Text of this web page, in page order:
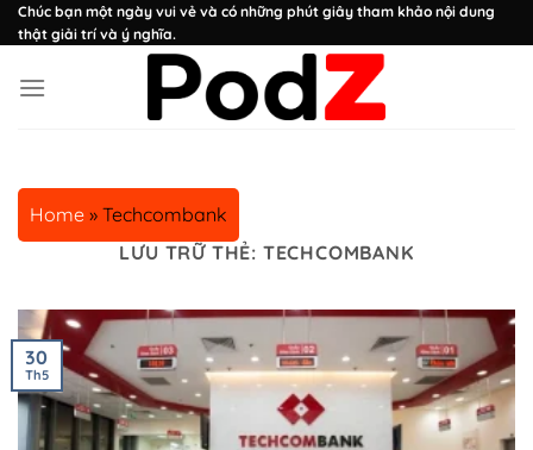
Chuyển
đến
dung
Chúc bạn một ngày vui vẻ và có những phút giây tham khảo nội dung
thật giải trí và ý nghĩa.
Home » Techcombank
LƯU TRỮ THẺ: TECHCOMBANK
30
Th5